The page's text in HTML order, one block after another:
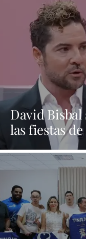
David Bisbal
las fiestas